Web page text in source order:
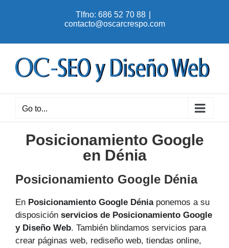
Tlfno: 686 52 70 88
contacto@oscarcrespo.com
Go to...
Posicionamiento Google
en Dénia
Posicionamiento Google Dénia
En Posicionamiento Google Déniaponemos a su
disposición servicios de Posicionamiento Google
y Diseño Web. También blindamos servicios para
crear páginas web, rediseño web, tiendas online,